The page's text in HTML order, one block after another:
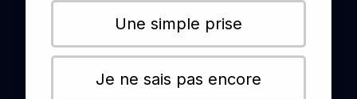
Une simple prise
Je ne sais pas encore